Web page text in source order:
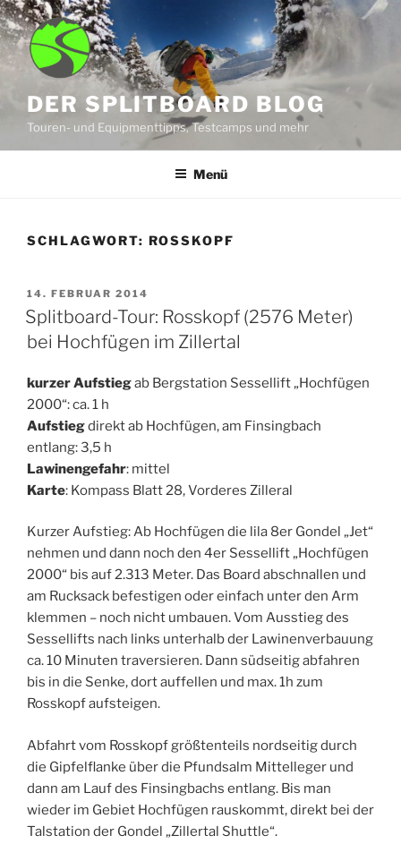
Zum
Inhalt
springen
DER SPLITBOARD BLOG
Touren- und Equipmenttipps, Testcamps und mehr
Menü
SCHLAGWORT: ROSSKOPF
VERÖFFENTLICHT
AM
14. FEBRUAR 2014
Splitboard-Tour: Rosskopf (2576 Meter)
bei Hochfügen im Zillertal
kurzer Aufstiegab Bergstation Sessellift „Hochfügen
2000“: ca. 1 h
Aufstiegdirekt ab Hochfügen, am Finsingbach
entlang: 3,5 h
Lawinengefahr: mittel
Karte: Kompass Blatt 28, Vorderes Zilleral
Kurzer Aufstieg: Ab Hochfügen die lila 8er Gondel „Jet“
nehmen und dann noch den 4er Sessellift „Hochfügen
2000“ bis auf 2.313 Meter. Das Board abschnallen und
am Rucksack befestigen oder einfach unter den Arm
klemmen – noch nicht umbauen. Vom Ausstieg des
Sessellifts nach links unterhalb der Lawinenverbauung
ca. 10 Minuten traversieren. Dann südseitig abfahren
bis in die Senke, dort auffellen und max. 1h zum
Rosskopf aufsteigen.
Abfahrt vom Rosskopf größtenteils nordseitig durch
die Gipfelflanke über die Pfundsalm Mittelleger und
dann am Lauf des Finsingbachs entlang. Bis man
wieder im Gebiet Hochfügen rauskommt, direkt bei der
Talstation der Gondel „Zillertal Shuttle“.